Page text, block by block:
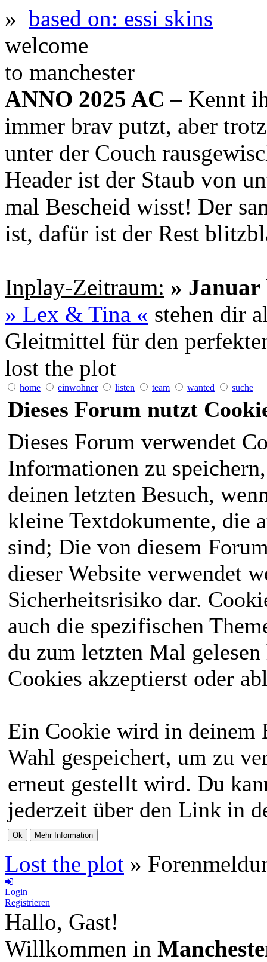
» based on: essi skins
welcome
to manchester
ANNO 2025 AC – Kennt
immer brav putzt, aber
unter der Couch
Header ist der Staub von
mal Bescheid wisst! Der
ist, dafür ist der Rest
Inplay-Zeitraum: » Januar
» Lex & Tina « stehen dir
Gleitmittel für den
lost the plot
home einwohner listen team wanted suche
Dieses Forum nutzt
Dieses Forum verwendet
Informationen zu
deinen letzten Besuch,
kleine Textdokumente, die
sind; Die von diesem
dieser Website verwendet
Sicherheitsrisiko dar.
auch die spezifischen
du zum letzten Mal
Cookies akzeptierst oder
Ein Cookie wird in deinem
Wahl gespeichert, um zu
erneut gestellt wird. Du
jederzeit über den Link in
Lost the plot »
Login
Registrieren
Hallo, Gast!
Willkommen in